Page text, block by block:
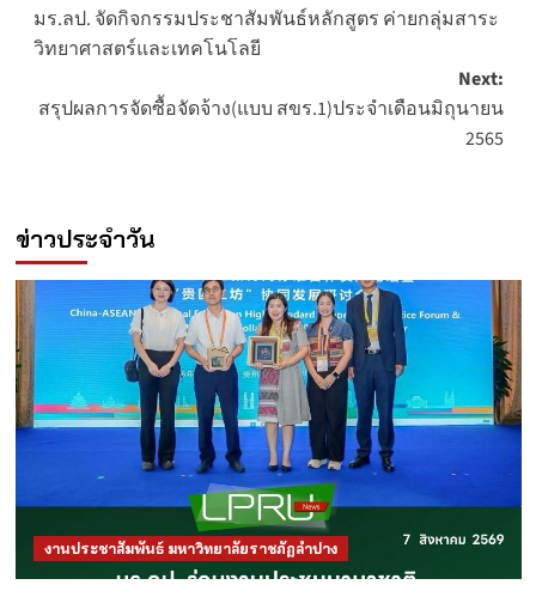
navigation
มร.ลป. จัดกิจกรรมประชาสัมพันธ์หลักสูตร ค่ายกลุ่มสาระ
วิทยาศาสตร์และเทคโนโลยี
Next:
สรุปผลการจัดซื้อจัดจ้าง(แบบ สขร.1)ประจำเดือนมิถุนายน
2565
ข่าวประจำวัน
งานประชาสัมพันธ์ มหาวิทยาลัยราชภัฏลำปาง